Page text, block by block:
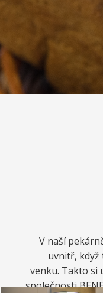
V naší
uvnitř, když
venku. Takto si
společnosti